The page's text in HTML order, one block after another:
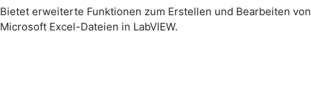
Bietet erweiterte Funktionen zum Erstellen und Bearbeiten von
Microsoft Excel-Dateien in LabVIEW.